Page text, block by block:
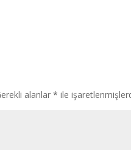
alanlar * ile